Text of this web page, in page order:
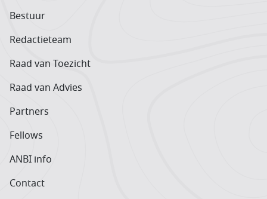
Bestuur
Redactieteam
Raad van Toezicht
Raad van Advies
Partners
Fellows
ANBI info
Contact